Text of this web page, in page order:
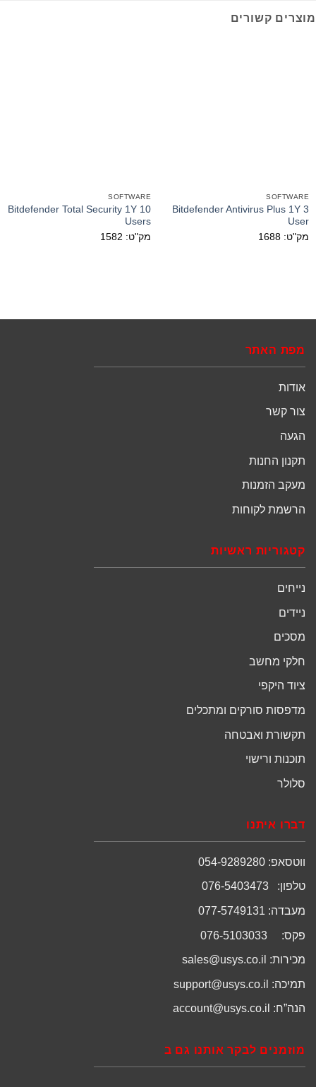
מוצרים קשורים
SOFTWARE
Bitdefender Antivirus Plus 1Y 3
User
מק"ט: 1688
SOFTWARE
Bitdefender Total Security 1Y 10
Users
מק"ט: 1582
מפת האתר
אודות
צור קשר
הגעה
תקנון החנות
מעקב הזמנות
הרשמת לקוחות
קטגוריות ראשיות
נייחים
ניידים
מסכים
חלקי מחשב
ציוד היקפי
מדפסות סורקים ומתכלים
תקשורת ואבטחה
תוכנות ורישוי
סלולר
דברו איתנו
ווטסאפ: 054-9289280
טלפון: 076-5403473
מעבדה: 077-5749131
פקס: 076-5103033
מכירות: sales@usys.co.il
תמיכה: support@usys.co.il
הנה”ח: account@usys.co.il
מוזמנים לבקר אותנו גם ב